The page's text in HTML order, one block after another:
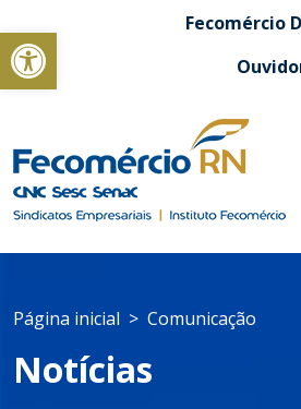
Abrir a barra de ferramentasFecomércio
Página inicial Comunicação
Notícias